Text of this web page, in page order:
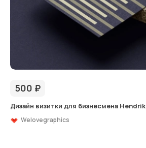
500 ₽
Дизайн визитки для бизнесмена Hendrik
Welovegraphics